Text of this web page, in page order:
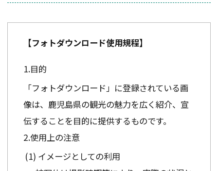
【フォトダウンロード使用規程】
目的
「フォトダウンロード」に登録されている画
像は、鹿児島県の観光の魅力を広く紹介、宣
伝することを目的に提供するものです。
使用上の注意
イメージとしての利用